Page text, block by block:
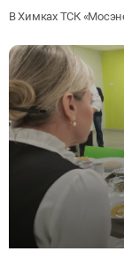
В Химках ТСК